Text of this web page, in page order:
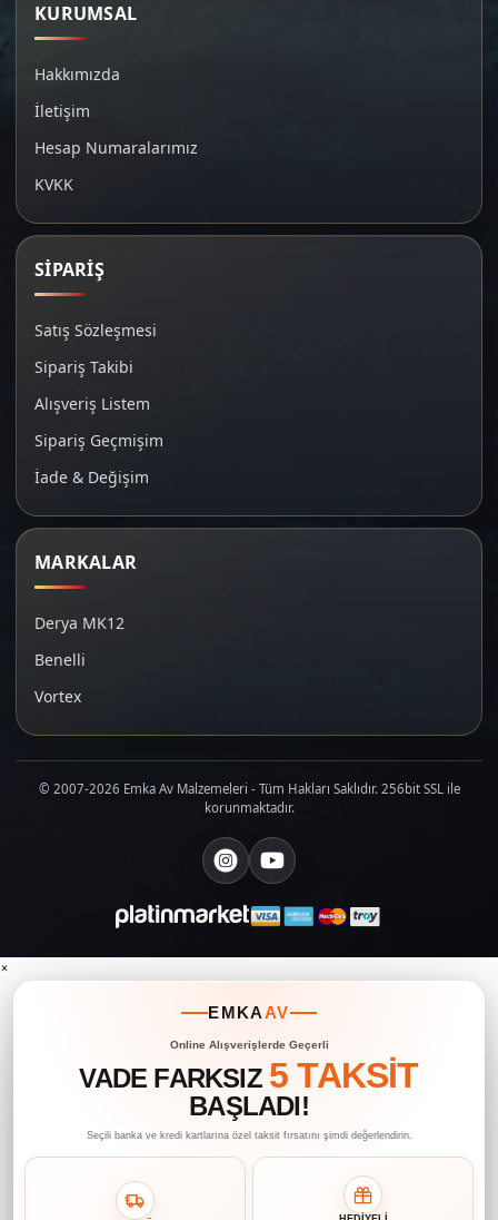
KURUMSAL
Hakkımızda
İletişim
Hesap Numaralarımız
KVKK
SİPARİŞ
Satış Sözleşmesi
Sipariş Takibi
Alışveriş Listem
Sipariş Geçmişim
İade & Değişim
MARKALAR
Derya MK12
Benelli
Vortex
© 2007-2026 Emka Av Malzemeleri - Tüm Hakları Saklıdır. 256bit SSL ile
korunmaktadır.
×
EMKAAV
Online Alışverişlerde Geçerli
VADE FARKSIZ 5 TAKSİT
BAŞLADI!
Seçili banka ve kredi kartlarına özel taksit fırsatını şimdi değerlendirin.